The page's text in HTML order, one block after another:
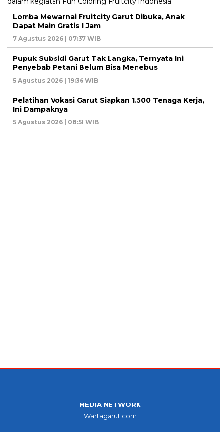
Lomba Mewarnai Fruitcity Garut Dibuka, Anak
Dapat Main Gratis 1 Jam
7 Agustus 2026 | 07:37 WIB
Pupuk Subsidi Garut Tak Langka, Ternyata Ini
Penyebab Petani Belum Bisa Menebus
5 Agustus 2026 | 19:36 WIB
Pelatihan Vokasi Garut Siapkan 1.500 Tenaga Kerja,
Ini Dampaknya
5 Agustus 2026 | 08:51 WIB
MEDIA NETWORK
Wartagarut.com